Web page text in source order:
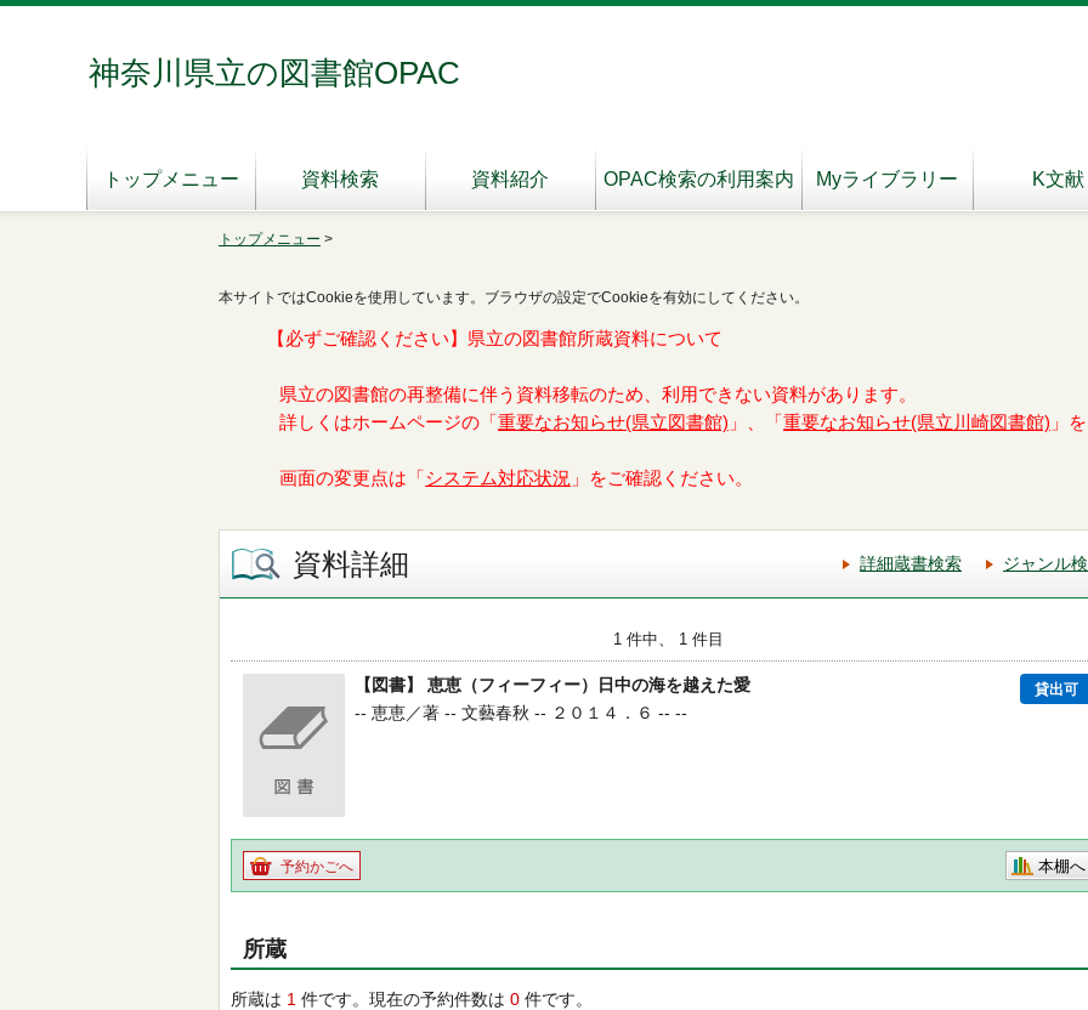
神奈川県立の図書館OPAC
トップメニュー 資料検索 資料紹介 OPAC検索の利用案内 Myライブラリー K文献
トップメニュー >
本サイトではCookieを使用しています。ブラウザの設定でCookieを有効にしてください。
【必ずご確認ください】県立の図書館所蔵資料について
県立の図書館の再整備に伴う資料移転のため、利用できない資料があります。
詳しくはホームページの「 重要なお知らせ(県立図書館) 」、「 重要なお知らせ(県立川崎図書館) 」
画面の変更点は「 システム対応状況 」をご確認ください。
資料詳細 詳細蔵書検索 ジャンル
1 件中、 1 件目
【図書】 恵恵（フィーフィー）日中の海を越えた愛 貸出可
-- 恵恵／著 -- 文藝春秋 -- ２０１４．６ -- --
予約かごへ 本棚へ
所蔵
所蔵は 1 件です。現在の予約件数は 0 件です。